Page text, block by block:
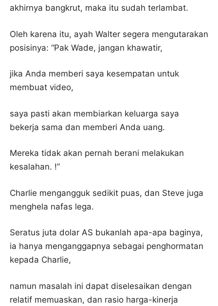
akhirnya bangkrut, maka itu sudah terlambat.
Oleh karena itu, ayah Walter segera mengutarakan
posisinya: “Pak Wade, jangan khawatir,
jika Anda memberi saya kesempatan untuk
membuat video,
saya pasti akan membiarkan keluarga saya
bekerja sama dan memberi Anda uang.
Mereka tidak akan pernah berani melakukan
kesalahan. !”
Charlie mengangguk sedikit puas, dan Steve juga
menghela nafas lega.
Seratus juta dolar AS bukanlah apa-apa baginya,
ia hanya menganggapnya sebagai penghormatan
kepada Charlie,
namun masalah ini dapat diselesaikan dengan
relatif memuaskan, dan rasio harga-kinerja